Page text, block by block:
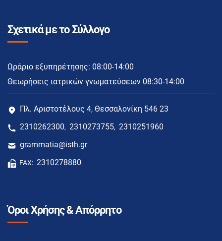
Σχετικά με το Σύλλογο
Ωράριο εξυπηρέτησης: 08:00-14:00
Θεωρήσεις ιατρικών γνωματεύσεων 08:30-14:00
Πλ. Αριστοτέλους 4, Θεσσαλονίκη 546 23
2310262300, 2310273755, 2310251960
grammatia@isth.gr
FAX: 2310278880
Όροι Χρήσης & Απόρρητο